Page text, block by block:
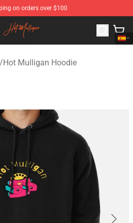
on orders over $100
Official Hot Mulligan Merchandise
/Hot Mulligan Hoodie